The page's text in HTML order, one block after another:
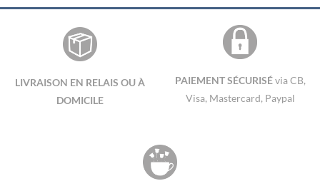
LIVRAISON EN RELAIS OU À
DOMICILE
PAIEMENT SÉCURISÉvia CB,
Visa, Mastercard, Paypal